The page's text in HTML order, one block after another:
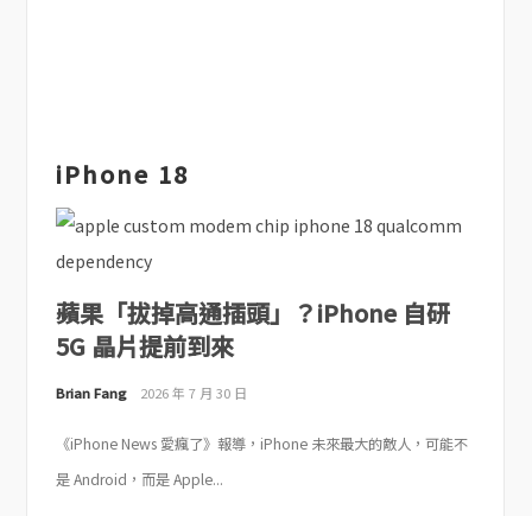
iPhone 18
蘋果「拔掉高通插頭」？iPhone 自研
5G 晶片提前到來
Brian Fang 2026 年 7 月 30 日
《iPhone News 愛瘋了》報導，iPhone 未來最大的敵人，可能不
是 Android，而是 Apple...